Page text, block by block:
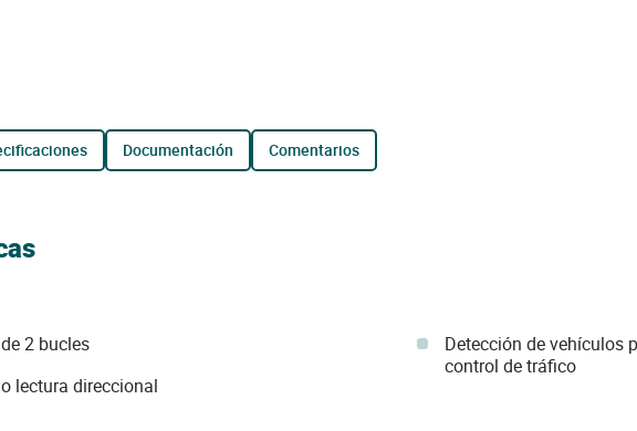
documentación comentarios
2 bucles
lectura direccional
Detección de vehículos
control de tráfico